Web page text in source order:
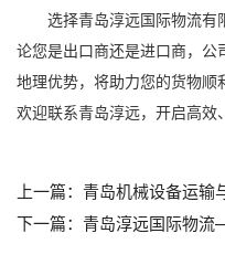
选择青岛淳远国际物流有
论您是出口商还是进口商，
地理优势，将助力您的货物顺
欢迎联系青岛淳远，开启高效
上一篇： 青岛机械设备运输与转关过境吉尔吉
下一篇： 青岛淳远国际物流——您的乌兹别克